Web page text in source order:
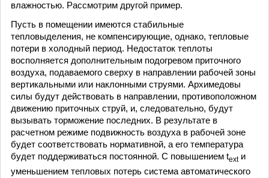
влажностью. Рассмотрим другой пример.
Пусть в помещении имеются стабильные
тепловыделения, не компенсирующие, однако, тепловые
потери в холодный период. Недостаток теплоты
восполняется дополнительным подогревом приточного
воздуха, подаваемого сверху в направлении рабочей зоны
вертикальными или наклонными струями. Архимедовы
силы будут действовать в направлении, противоположном
движению приточных струй, и, следовательно, будут
вызывать торможение последних. В результате в
расчетном режиме подвижность воздуха в рабочей зоне
будет соответствовать нормативной, а его температура
будет поддерживаться постоянной. С повышением textи
уменьшением тепловых потерь система автоматического